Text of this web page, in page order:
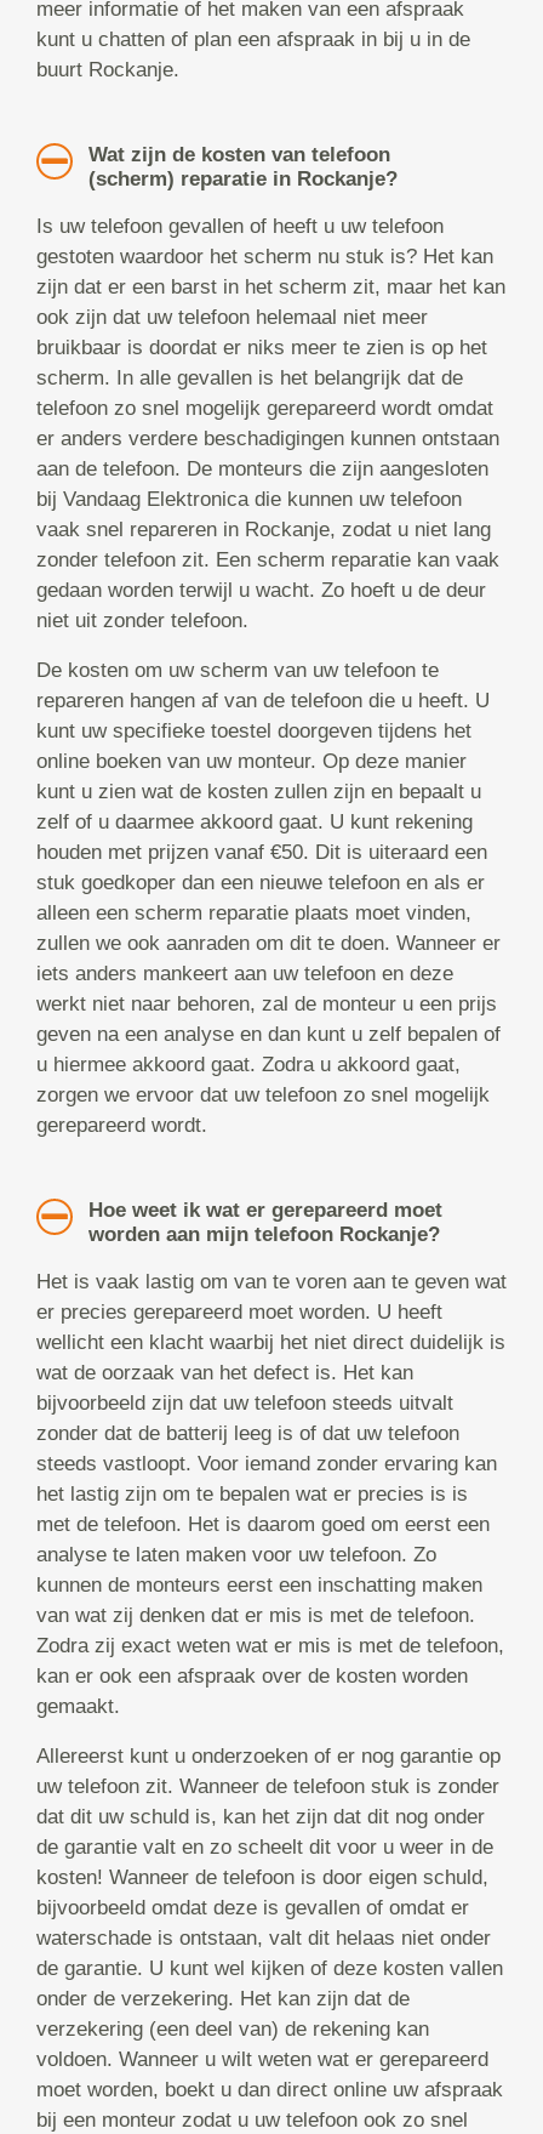
meer informatie of het maken van een afspraak
kunt u chatten of plan een afspraak in bij u in de
buurt Rockanje.
Wat zijn de kosten van telefoon
(scherm) reparatie in Rockanje?
Is uw telefoon gevallen of heeft u uw telefoon
gestoten waardoor het scherm nu stuk is? Het kan
zijn dat er een barst in het scherm zit, maar het kan
ook zijn dat uw telefoon helemaal niet meer
bruikbaar is doordat er niks meer te zien is op het
scherm. In alle gevallen is het belangrijk dat de
telefoon zo snel mogelijk gerepareerd wordt omdat
er anders verdere beschadigingen kunnen ontstaan
aan de telefoon. De monteurs die zijn aangesloten
bij Vandaag Elektronica die kunnen uw telefoon
vaak snel repareren in Rockanje, zodat u niet lang
zonder telefoon zit. Een scherm reparatie kan vaak
gedaan worden terwijl u wacht. Zo hoeft u de deur
niet uit zonder telefoon.
De kosten om uw scherm van uw telefoon te
repareren hangen af van de telefoon die u heeft. U
kunt uw specifieke toestel doorgeven tijdens het
online boeken van uw monteur. Op deze manier
kunt u zien wat de kosten zullen zijn en bepaalt u
zelf of u daarmee akkoord gaat. U kunt rekening
houden met prijzen vanaf €50. Dit is uiteraard een
stuk goedkoper dan een nieuwe telefoon en als er
alleen een scherm reparatie plaats moet vinden,
zullen we ook aanraden om dit te doen. Wanneer er
iets anders mankeert aan uw telefoon en deze
werkt niet naar behoren, zal de monteur u een prijs
geven na een analyse en dan kunt u zelf bepalen of
u hiermee akkoord gaat. Zodra u akkoord gaat,
zorgen we ervoor dat uw telefoon zo snel mogelijk
gerepareerd wordt.
Hoe weet ik wat er gerepareerd moet
worden aan mijn telefoon Rockanje?
Het is vaak lastig om van te voren aan te geven wat
er precies gerepareerd moet worden. U heeft
wellicht een klacht waarbij het niet direct duidelijk is
wat de oorzaak van het defect is. Het kan
bijvoorbeeld zijn dat uw telefoon steeds uitvalt
zonder dat de batterij leeg is of dat uw telefoon
steeds vastloopt. Voor iemand zonder ervaring kan
het lastig zijn om te bepalen wat er precies is is
met de telefoon. Het is daarom goed om eerst een
analyse te laten maken voor uw telefoon. Zo
kunnen de monteurs eerst een inschatting maken
van wat zij denken dat er mis is met de telefoon.
Zodra zij exact weten wat er mis is met de telefoon,
kan er ook een afspraak over de kosten worden
gemaakt.
Allereerst kunt u onderzoeken of er nog garantie op
uw telefoon zit. Wanneer de telefoon stuk is zonder
dat dit uw schuld is, kan het zijn dat dit nog onder
de garantie valt en zo scheelt dit voor u weer in de
kosten! Wanneer de telefoon is door eigen schuld,
bijvoorbeeld omdat deze is gevallen of omdat er
waterschade is ontstaan, valt dit helaas niet onder
de garantie. U kunt wel kijken of deze kosten vallen
onder de verzekering. Het kan zijn dat de
verzekering (een deel van) de rekening kan
voldoen. Wanneer u wilt weten wat er gerepareerd
moet worden, boekt u dan direct online uw afspraak
bij een monteur zodat u uw telefoon ook zo snel